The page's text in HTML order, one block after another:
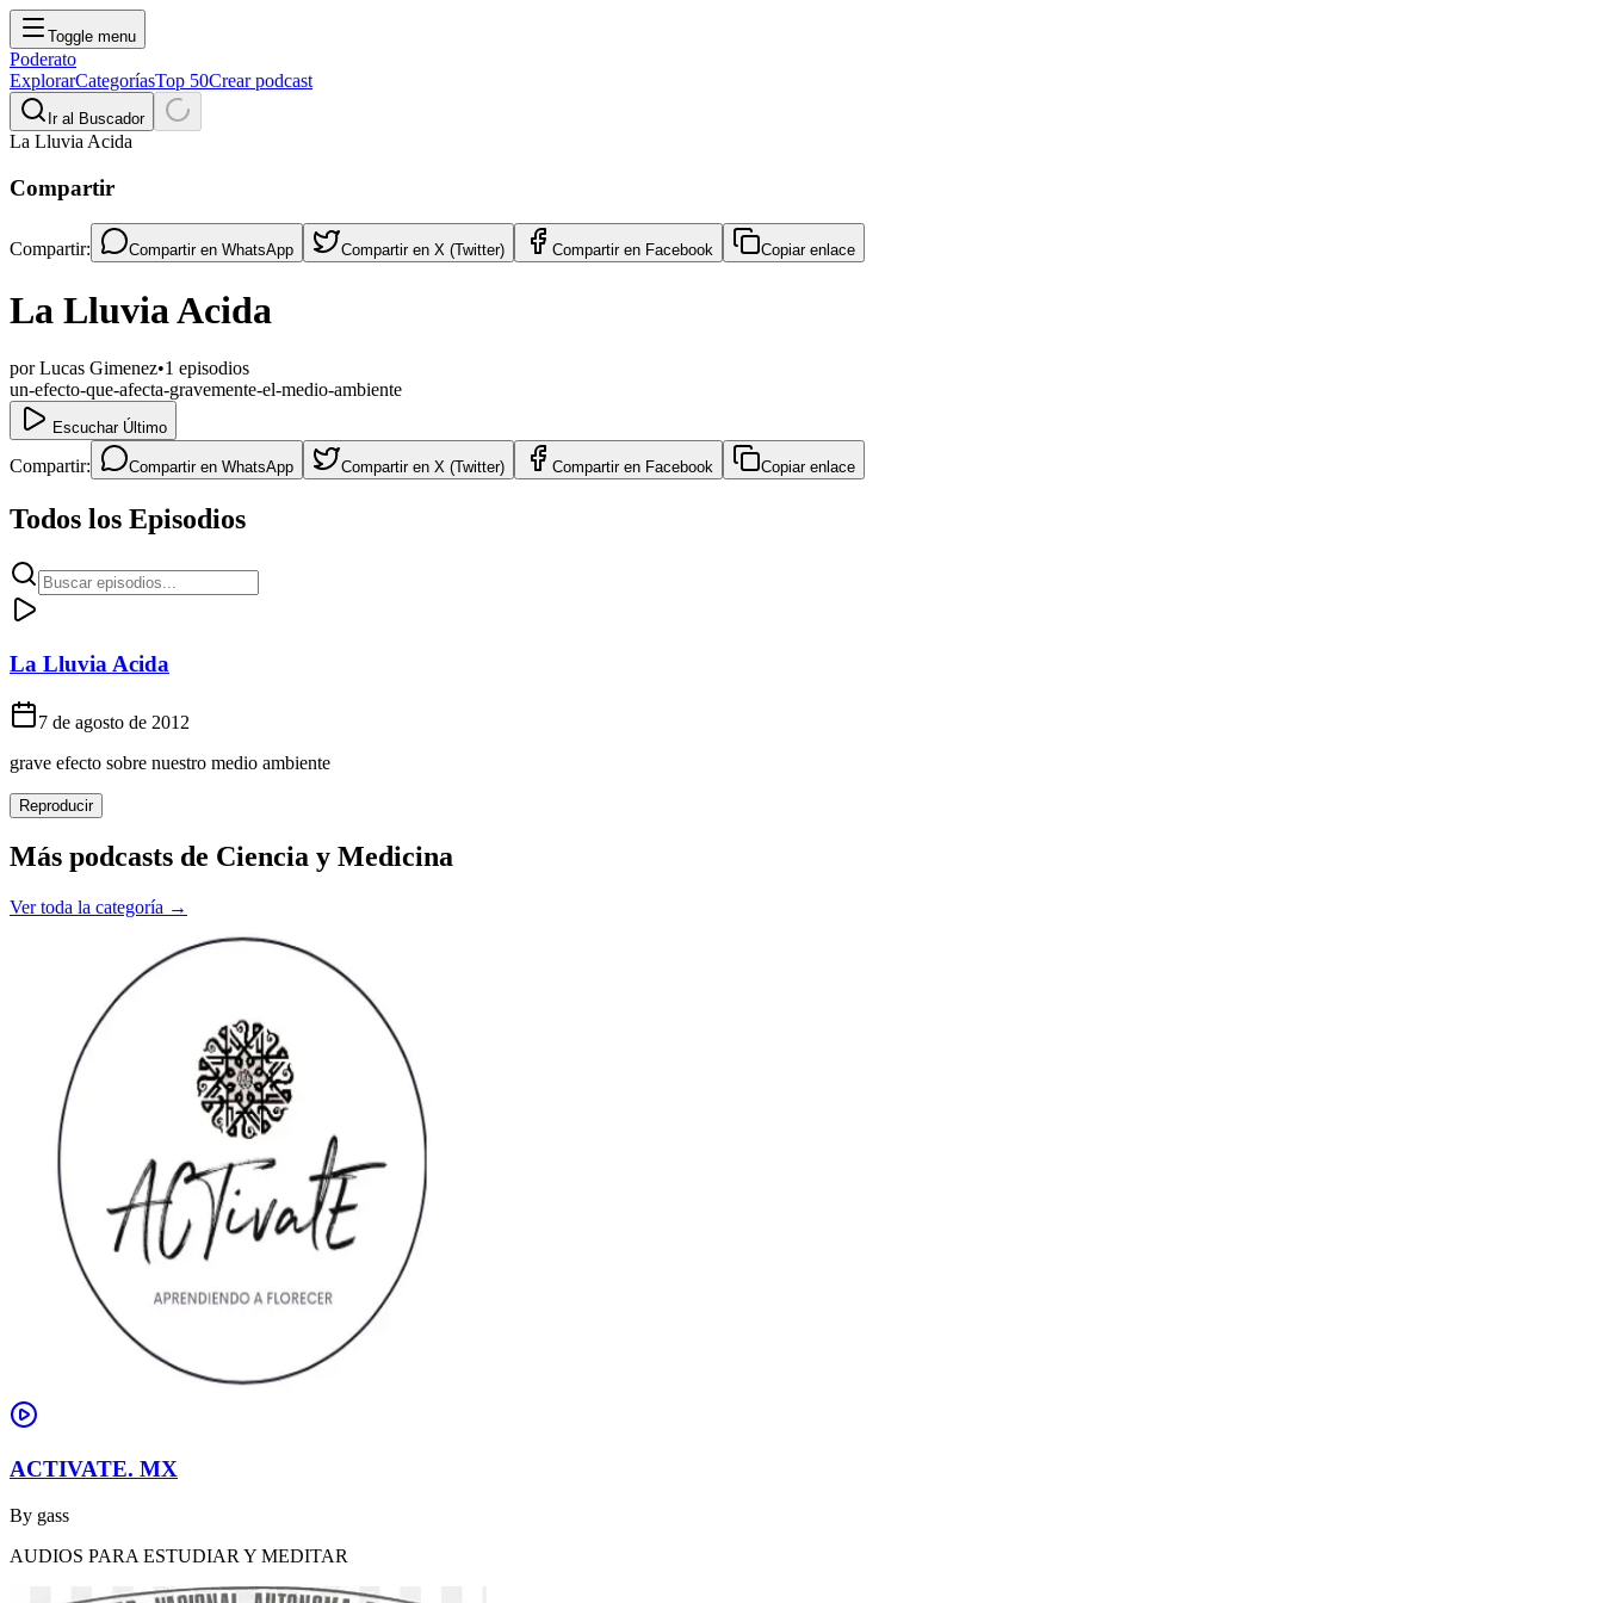
Toggle menu
Poderato
ExplorarCategoríasTop 50Crear podcast
Ir al Buscador
La Lluvia Acida
Compartir
Compartir: Compartir en WhatsApp Compartir en X (Twitter) Compartir en Facebook Copiar enlace
La Lluvia Acida
porLucas Gimenez•1 episodios
un-efecto-que-afecta-gravemente-el-medio-ambiente
Escuchar Último
Compartir: Compartir en WhatsApp Compartir en X (Twitter) Compartir en Facebook Copiar enlace
Todos los Episodios
La Lluvia Acida
7 de agosto de 2012
grave efecto sobre nuestro medio ambiente
Reproducir
Más podcasts de Ciencia y Medicina
Ver toda la categoría →
ACTIVATE. MX
By gass
AUDIOS PARA ESTUDIAR Y MEDITAR